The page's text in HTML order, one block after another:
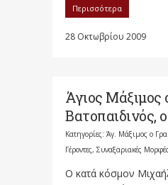
Περισσότερα
28 Οκτωβρίου 2009
Άγιος Μάξιμος
Βατοπαιδινός,
Κατηγορίες: Άγ. Μάξιμος ο
Γέροντες, Συναξαριακές Μορφές
Ο κατά κόσμον